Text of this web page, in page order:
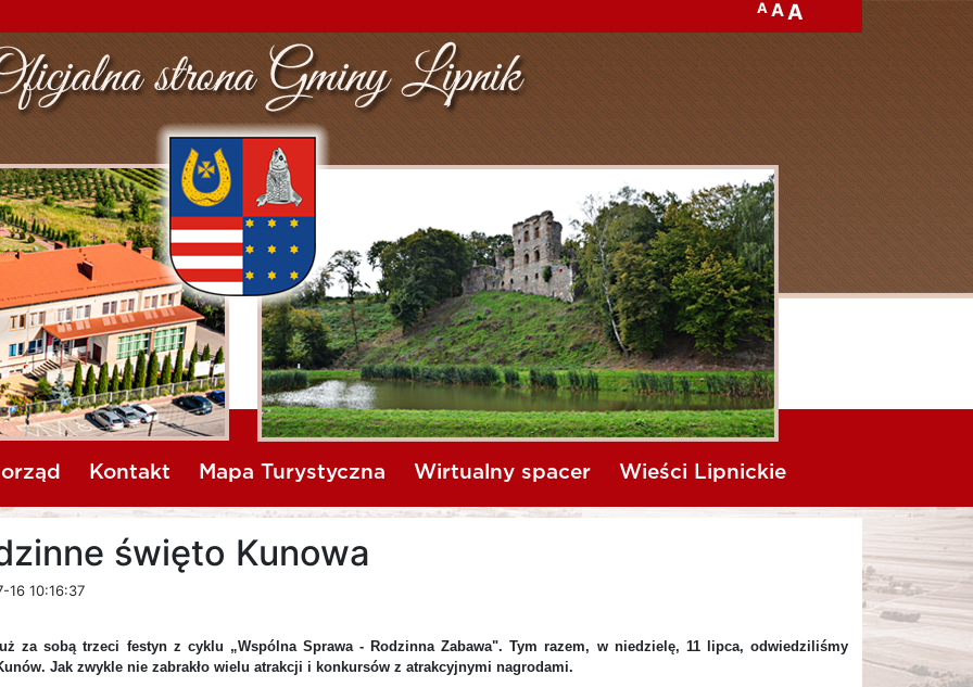
A AA
Kontakt Mapa Turystyczna Wirtualny spacer Wieści Lipnickie
święto Kunowa
16 10:16:37
za sobą trzeci festyn z cyklu „Wspólna Sprawa - Rodzinna Zabawa". Tym razem, w niedzielę, 11 lipca, odwiedziliśmy
Jak zwykle nie zabrakło wielu atrakcji i konkursów z atrakcyjnymi nagrodami.